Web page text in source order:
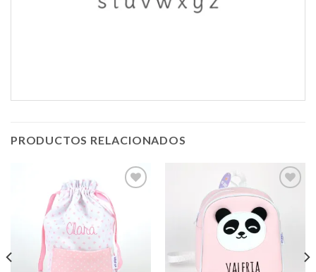
PRODUCTOS RELACIONADOS
lista de
deseos
Añadir
a la
lista de